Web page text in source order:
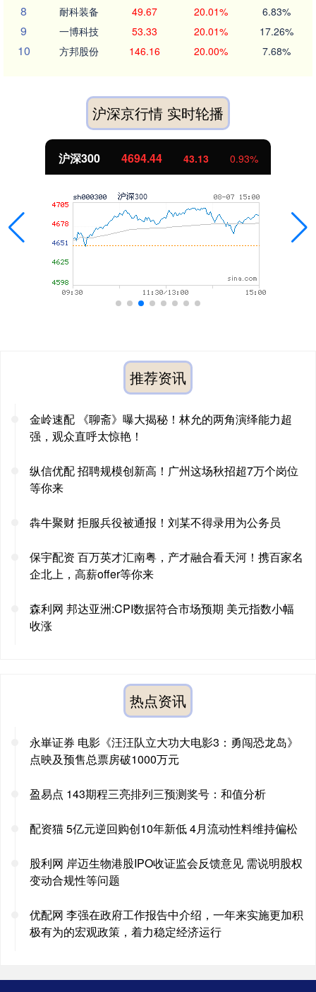
8 耐科装备 49.67 20.01% 6.83%
9 一博科技 53.33 20.01% 17.26%
10 方邦股份 146.16 20.00% 7.68%
沪深京行情 实时轮播
沪深300 4694.44 43.13 0.93%
推荐资讯
金岭速配 《聊斋》曝大揭秘！林允的两角演绎能力超
强，观众直呼太惊艳！
纵信优配 招聘规模创新高！广州这场秋招超7万个岗位
等你来
犇牛聚财 拒服兵役被通报！刘某不得录用为公务员
保宇配资 百万英才汇南粤，产才融合看天河！携百家名
企北上，高薪offer等你来
森利网 邦达亚洲:CPI数据符合市场预期 美元指数小幅
收涨
热点资讯
永崋证券 电影《汪汪队立大功大电影3：勇闯恐龙岛》
点映及预售总票房破1000万元
盈易点 143期程三亮排列三预测奖号：和值分析
配资猫 5亿元逆回购创10年新低 4月流动性料维持偏松
股利网 岸迈生物港股IPO收证监会反馈意见 需说明股权
变动合规性等问题
优配网 李强在政府工作报告中介绍，一年来实施更加积
极有为的宏观政策，着力稳定经济运行